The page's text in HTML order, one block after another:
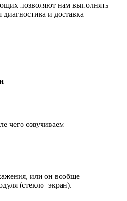
позволяют нам выполнять
и доставка
чего озвучиваем
или он вообще
(стекло+экран).